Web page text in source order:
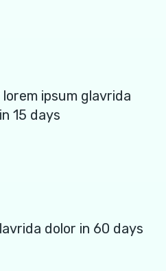
ipsum glavrida
15 days
dolor in 60 days